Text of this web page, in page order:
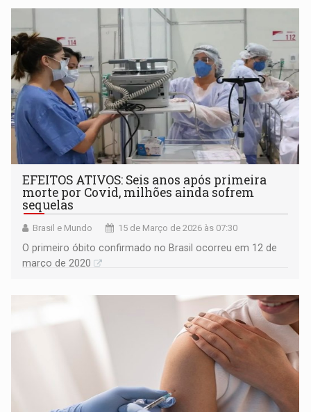
EFEITOS ATIVOS: Seis anos após primeira
morte por Covid, milhões ainda sofrem
sequelas
Brasil e Mundo 15 de Março de 2026 às 07:30
O primeiro óbito confirmado no Brasil ocorreu em 12 de
março de 2020